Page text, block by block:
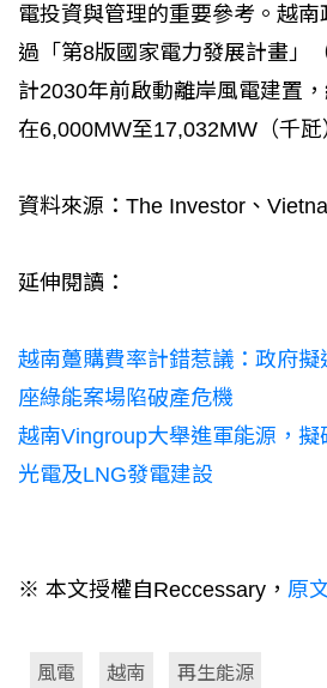
電投資與管理的重要參考。越
過「第8版國家電力發展計畫」
計2030年前啟動離岸風電建置
在6,000MW至17,032MW（千瓩
資料來源：The Investor、
延伸閱讀：
越南躉購費率計錯惹議：政府
座綠能案場陷破產危機
越南Vingroup大舉進軍能源，擬
光電及LNG發電建設
※ 本文授權自Reccessary， 原
風電 越南 再生能源